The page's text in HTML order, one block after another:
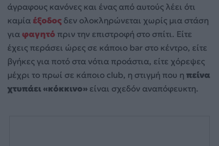
άγραφους κανόνες και ένας από αυτούς λέει ότι
καμία έξοδος δεν ολοκληρώνεται χωρίς μια στάση
γιαφαγητό πριν την επιστροφή στο σπίτι. Είτε
έχεις περάσει ώρες σε κάποιο bar στο κέντρο, είτε
βγήκες για ποτό στα νότια προάστια, είτε χόρεψες
μέχρι το πρωί σε κάποιο club, η στιγμή που η πείνα
χτυπάει «κόκκινο» είναι σχεδόν αναπόφευκτη.